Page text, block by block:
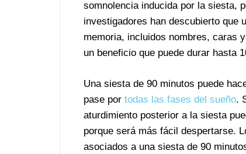
somnolencia inducida por la siesta,
investigadores han descubierto que
memoria, incluidos nombres, caras
un beneficio que puede durar hasta
Una siesta de 90 minutos puede
pase por todas las fases del sueño.
aturdimiento posterior a la siesta
porque será más fácil despertarse.
asociados a una siesta de 90